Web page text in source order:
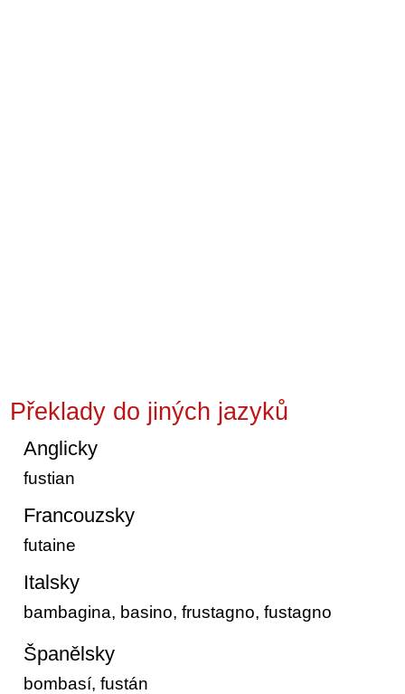
Překlady do jiných jazyků
Anglicky
fustian
Francouzsky
futaine
Italsky
bambagina, basino, frustagno, fustagno
Španělsky
bombasí, fustán